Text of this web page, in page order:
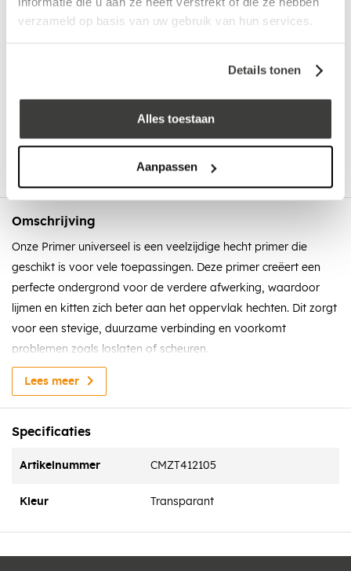
verzameld op basis van uw gebruik van hun services.
Details tonen
Alles toestaan
Aanpassen
Bezorgd op werkdagen binnen 48 uur
Advies nodig?
Bel: +31 78-303 1670
Omschrijving
Onze Primer universeel is een veelzijdige hecht primer die
geschikt is voor vele toepassingen. Deze primer creëert een
perfecte ondergrond voor de verdere afwerking, waardoor
lijmen en kitten zich beter aan het oppervlak hechten. Dit zorgt
voor een stevige, duurzame verbinding en voorkomt
problemen zoals loslaten of scheuren.
Met deze hecht primer zorg je voor een gladde, goed
snel, wat het ideaal maakt voor zowel professionals als doe-
het-zelvers.
Eigenschappen
Vorstbestendigheid gedurende transport: Tot -15 ℃
Lees meer
Specificaties
Artikelnummer CMZT412105
Kleur Transparant